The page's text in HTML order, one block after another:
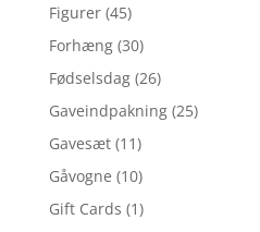
Figurer (45)
Forhæng (30)
Fødselsdag (26)
Gaveindpakning (25)
Gavesæt (11)
Gåvogne (10)
Gift Cards (1)